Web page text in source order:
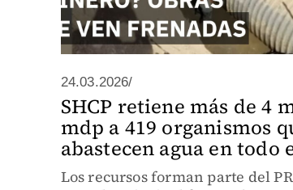
24.03.2026/
SHCP retiene más de 4
mdp a 419 organismos
abastecen agua en todo
Los recursos forman parte del